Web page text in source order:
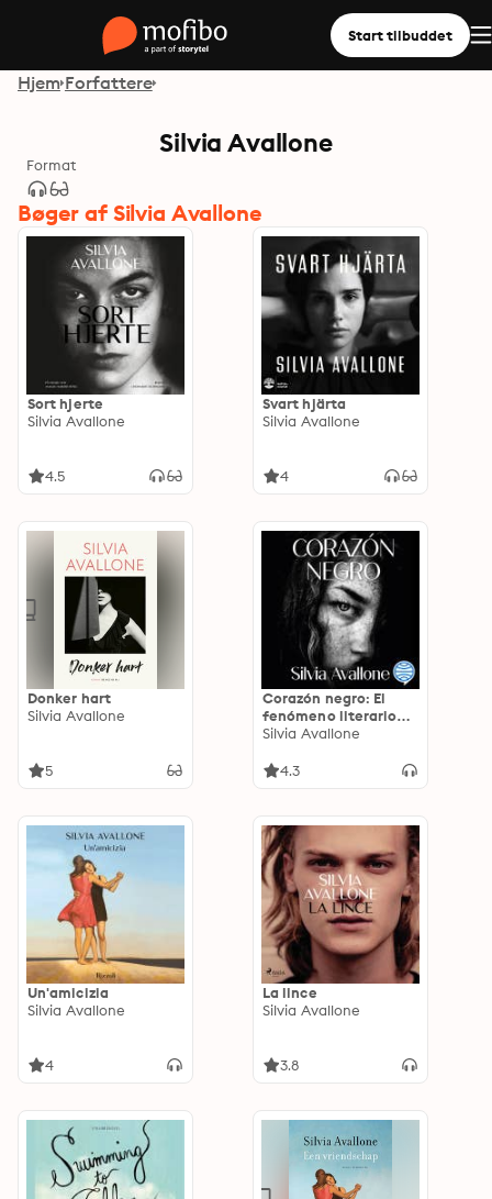
Start tilbuddet
Hjem Forfattere
Silvia Avallone
Format
Bøger af Silvia Avallone
Sort hjerte
Silvia Avallone
4.5
Svart hjärta
Silvia Avallone
4
Donker hart
Silvia Avallone
5
Corazón negro: El
fenómeno literario
del año en Italia
Silvia Avallone
4.3
Un'amicizia
Silvia Avallone
4
La lince
Silvia Avallone
3.8